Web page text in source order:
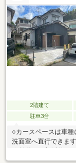
2階建て
駐車3台
○カースペースは車
洗面室へ直行できま
☆外遊びや部活後の
汚れを持ち込まない